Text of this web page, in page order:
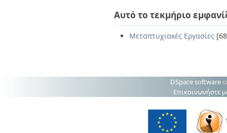
Αυτό το τεκμήριο
Μεταπτυχιακές Εργασίες
DSpace software
Επικοινωνήστε